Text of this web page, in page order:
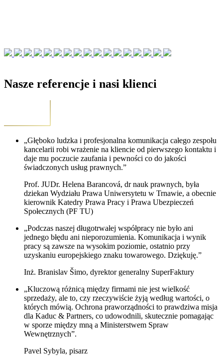
Nasze referencje i nasi klienci
„Głęboko ludzka i profesjonalna komunikacja całego zespołu
kancelarii robi wrażenie na kliencie od pierwszego kontaktu i
daje mu poczucie zaufania i pewności co do jakości
świadczonych usług prawnych.”
Prof. JUDr. Helena Barancová, dr nauk prawnych, była
dziekan Wydziału Prawa Uniwersytetu w Trnawie, a obecnie
kierownik Katedry Prawa Pracy i Prawa Ubezpieczeń
Społecznych (PF TU)
„Podczas naszej długotrwałej współpracy nie było ani
jednego błędu ani nieporozumienia. Komunikacja i wynik
pracy są zawsze na wysokim poziomie, ostatnio przy
uzyskaniu europejskiego znaku towarowego. Dziękuję.”
Inż. Branislav Šimo, dyrektor generalny SuperFaktury
„Kluczową różnicą między firmami nie jest wielkość
sprzedaży, ale to, czy rzeczywiście żyją według wartości, o
których mówią. Ochrona praworządności to prawdziwa misja
dla Kaduc & Partners, co udowodnili, skutecznie pomagając
w sporze między mną a Ministerstwem Spraw
Wewnętrznych”.
Pavel Sybyla, pisarz